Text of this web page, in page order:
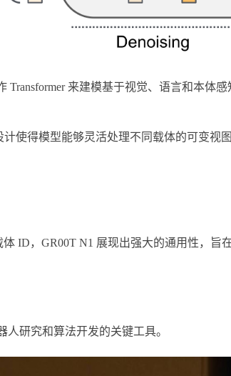
来建模基于视觉、语言和本体
使得模型能够灵活处理不同载体的可变视
ID，GR00T N1 展现出强大的通用性，旨
研究和算法开发的关键工具。